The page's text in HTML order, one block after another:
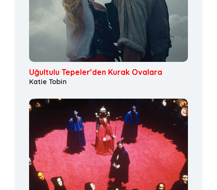
Uğultulu Tepeler’den Kurak Ovalara
Katie Tobin